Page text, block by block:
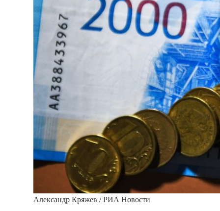
Александр Кряжев / РИА Новости